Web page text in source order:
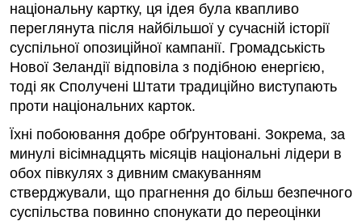
національну картку, ця ідея була квапливо
переглянута після найбільшої у сучасній історії
суспільної опозиційної кампанії. Громадськість
Нової Зеландії відповіла з подібною енергією,
тоді як Сполучені Штати традиційно виступають
проти національних карток.
Їхні побоювання добре обґрунтовані. Зокрема, за
минулі вісімнадцять місяців національні лідери в
обох півкулях з дивним смакуванням
стверджували, що прагнення до більш безпечного
суспільства повинно спонукати до переоцінки